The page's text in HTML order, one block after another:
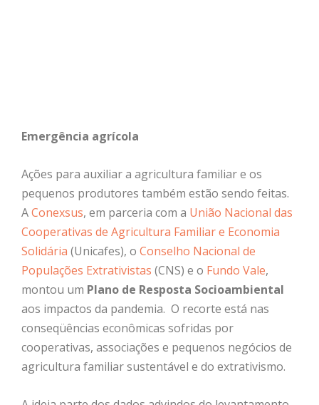
Emergência agrícola
Ações para auxiliar a agricultura familiar e os
pequenos produtores também estão sendo feitas.
AConexsus, em parceria com a União Nacional das
Cooperativas de Agricultura Familiar e Economia
Solidária (Unicafes), o Conselho Nacional de
Populações Extrativistas (CNS) e o Fundo Vale,
montou um Plano de Resposta Socioambiental
aos impactos da pandemia. O recorte está nas
conseqüências econômicas sofridas por
cooperativas, associações e pequenos negócios de
agricultura familiar sustentável e do extrativismo.